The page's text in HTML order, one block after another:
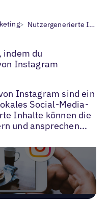
> Nutzergenerierte Inhalt auf Instagram
indem du
Instagram
Instagram sind ein
Social-Media-
Inhalte können die
und ansprechen...